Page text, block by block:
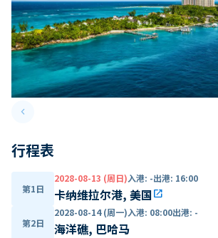
keyboard_arrow_leftPrevious slide
行程表
第1日
2028-08-13 (周日)入港: -出港: 16:00
卡纳维拉尔港, 美国open_in_new
第2日
2028-08-14 (周一)入港: 08:00出港: -
海洋礁, 巴哈马